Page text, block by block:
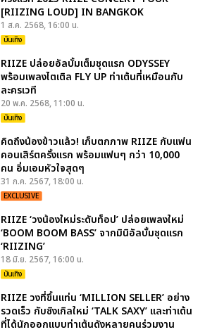
[RIIZING LOUD] IN BANGKOK
1 ส.ค. 2568, 16:00 น.
บันเทิง
RIIZE ปล่อยอัลบั้มเต็มชุดแรก ODYSSEY
พร้อมเพลงไตเติล FLY UP ท่าเต้นที่เหมือนกับ
ละครเวที
20 พ.ค. 2568, 11:00 น.
บันเทิง
คิดถึงน้องข้าวแล้ว! เก็บตกภาพ RIIZE กับแฟน
คอนเสิร์ตครั้งแรก พร้อมแฟนๆ กว่า 10,000
คน อิ่มเอมหัวใจสุดๆ
31 ก.ค. 2567, 18:00 น.
EXCLUSIVE
RIIZE ‘วงน้องใหม่ระดับท็อป’ ปล่อยเพลงใหม่
‘BOOM BOOM BASS’ จากมินิอัลบั้มชุดแรก
‘RIIZING’
18 มิ.ย. 2567, 16:00 น.
บันเทิง
RIIZE วงที่ขึ้นแท่น ‘MILLION SELLER’ อย่าง
รวดเร็ว กับซิงเกิลใหม่ ‘TALK SAXY’ และท่าเต้น
ที่ได้นักออกแบบท่าเต้นดังหลายคนร่วมงาน